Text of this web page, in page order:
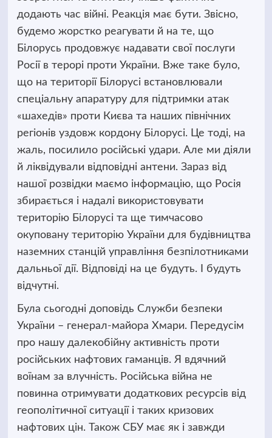
додають час війні. Реакція має бути. Звісно,
будемо жорстко реагувати й на те, що
Білорусь продовжує надавати свої послуги
Росії в терорі проти України. Вже таке було,
що на території Білорусі встановлювали
спеціальну апаратуру для підтримки атак
«шахедів» проти Києва та наших північних
регіонів уздовж кордону Білорусі. Це тоді, на
жаль, посилило російські удари. Але ми діяли
й ліквідували відповідні антени. Зараз від
нашої розвідки маємо інформацію, що Росія
збирається і надалі використовувати
територію Білорусі та ще тимчасово
окуповану територію України для будівництва
наземних станцій управління безпілотниками
дальньої дії. Відповіді на це будуть. І будуть
відчутні.
Була сьогодні доповідь Служби безпеки
України – генерал-майора Хмари. Передусім
про нашу далекобійну активність проти
російських нафтових гаманців. Я вдячний
воїнам за влучність. Російська війна не
повинна отримувати додаткових ресурсів від
геополітичної ситуації і таких кризових
нафтових цін. Також СБУ має як і завжди